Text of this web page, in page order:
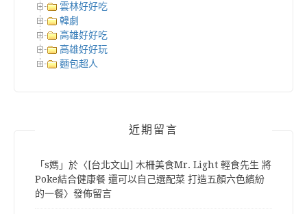
雲林好好吃
韓劇
高雄好好吃
高雄好好玩
麵包超人
近期留言
「s媽 」於〈 [台北文山] 木柵美食Mr. Light 輕食先生 將
Poke結合健康餐 還可以自己選配菜 打造五顏六色繽紛
的一餐〉發佈留言